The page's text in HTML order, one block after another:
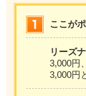
ここが
リーズ
3,000円
3,000円